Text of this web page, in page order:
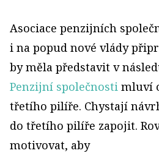
Asociace penzijních
i na popud nové vlády
by měla představit v
Penzijní společnosti mluví
třetího pilíře. Chystají
do třetího pilíře zapojit.
motivovat, aby